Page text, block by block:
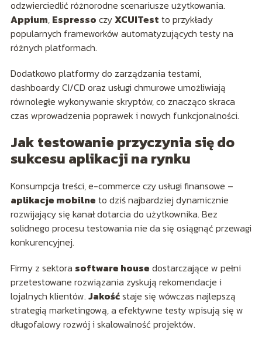
odzwierciedlić różnorodne scenariusze użytkowania.
Appium, Espresso czyXCUITest to przykłady
popularnych frameworków automatyzujących testy na
różnych platformach.
Dodatkowo platformy do zarządzania testami,
dashboardy CI/CD oraz usługi chmurowe umożliwiają
równoległe wykonywanie skryptów, co znacząco skraca
czas wprowadzenia poprawek i nowych funkcjonalności.
Jak testowanie przyczynia się do
sukcesu aplikacji na rynku
Konsumpcja treści, e-commerce czy usługi finansowe –
aplikacje mobilne to dziś najbardziej dynamicznie
rozwijający się kanał dotarcia do użytkownika. Bez
solidnego procesu testowania nie da się osiągnąć przewagi
konkurencyjnej.
Firmy z sektora software house dostarczające w pełni
przetestowane rozwiązania zyskują rekomendacje i
lojalnych klientów. Jakośćstaje się wówczas najlepszą
strategią marketingową, a efektywne testy wpisują się w
długofalowy rozwój i skalowalność projektów.